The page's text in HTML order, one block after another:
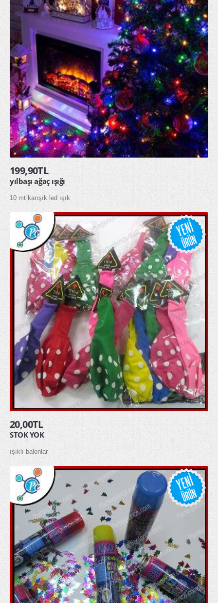
199,90TL
yılbaşı ağaç ışığı
10 mt karışık led ışık
20,00TL
STOK YOK
ışıklı balonlar